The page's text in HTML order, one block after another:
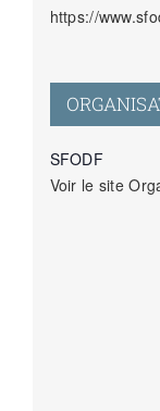
https://
SFODF
Voir le site